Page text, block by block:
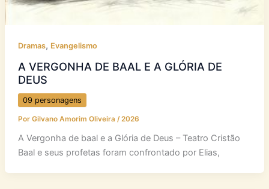
Dramas, Evangelismo
A VERGONHA DE BAAL E A GLÓRIA DE
DEUS
09 personagens
Por Gilvano Amorim Oliveira /2026
A Vergonha de baal e a Glória de Deus – Teatro Cristão
Baal e seus profetas foram confrontado por Elias,